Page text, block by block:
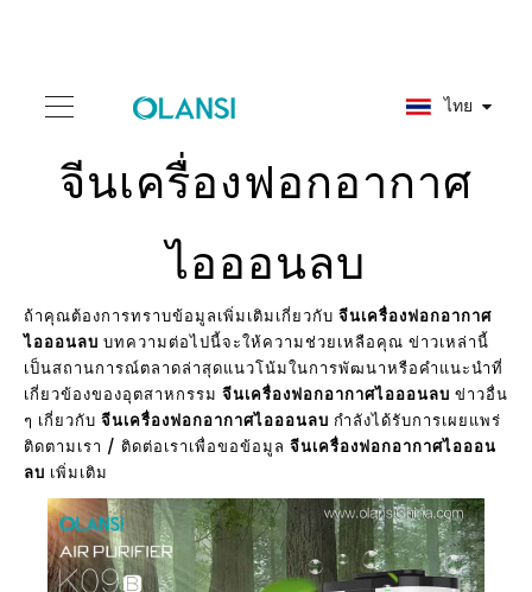
ไทย
จีนเครื่องฟอกอากาศ
ไอออนลบ
ถ้าคุณต้องการทราบข้อมูลเพิ่มเติมเกี่ยวกับ จีนเครื่องฟอกอากาศ
ไอออนลบ บทความต่อไปนี้จะให้ความช่วยเหลือคุณ ข่าวเหล่านี้
เป็นสถานการณ์ตลาดล่าสุดแนวโน้มในการพัฒนาหรือคำแนะนำที่
เกี่ยวข้องของอุตสาหกรรม จีนเครื่องฟอกอากาศไอออนลบ ข่าวอื่น
ๆ เกี่ยวกับ จีนเครื่องฟอกอากาศไอออนลบ กำลังได้รับการเผยแพร่
ติดตามเรา / ติดต่อเราเพื่อขอข้อมูล จีนเครื่องฟอกอากาศไอออน
ลบ เพิ่มเติม